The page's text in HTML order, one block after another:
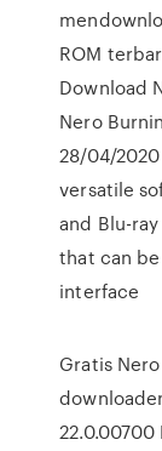
ROM
Download
Nero
28/04/2020
versatile
and Blu-
that can
interface
Gratis